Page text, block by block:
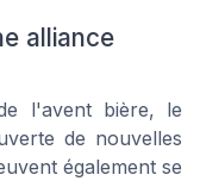
alliance
l'avent bière, le
de nouvelles
également se